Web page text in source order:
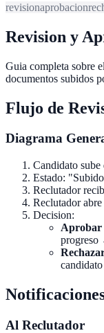
revisionaprobacion
Revision y
Guia completa sobre
documentos subidos
Flujo de
Diagrama
Candidato sube
Estado:
Reclutador
Reclutador
Decision:
Aprobar
Al Reclutador